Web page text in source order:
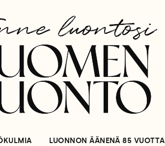
LUONNON ÄÄNENÄ 85 VUOTTA